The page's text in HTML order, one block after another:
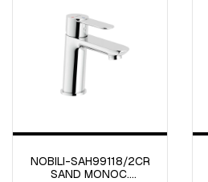
NOBILI-SAH99118/2CR
SAND MONOC.